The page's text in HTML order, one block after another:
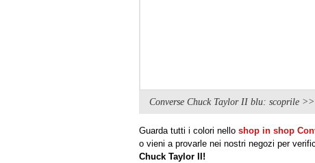
Converse Chuck Taylor II blu: scoprile >>
Guarda tutti i colori nello shop in shop
o vieni a provarle nei nostri negozi per
Chuck Taylor II!